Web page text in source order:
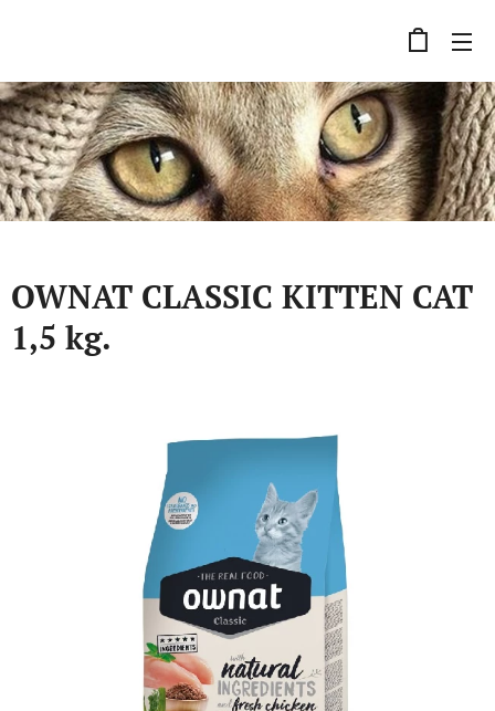
OWNAT CLASSIC KITTEN CAT
1,5 kg.